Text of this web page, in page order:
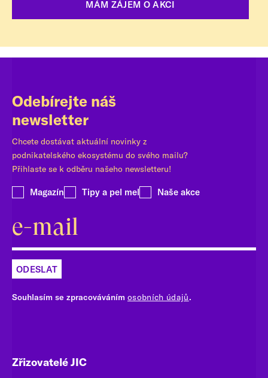
MÁM ZÁJEM O AKCI
Odebírejte náš
newsletter
Chcete dostávat aktuální novinky z
podnikatelského ekosystému do svého mailu?
Přihlaste se k odběru našeho newsletteru!
Magazín Tipy a pel mel Naše akce
ODESLAT
Souhlasím se zpracováváním osobních údajů.
Zřizovatelé JIC